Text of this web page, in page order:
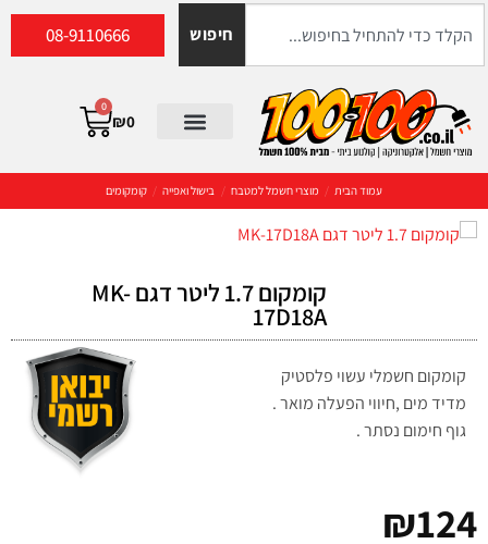
חיפוש 08-9110666
₪0
0
עמוד הבית / מוצרי חשמל למטבח / בישול ואפייה / קומקומים
קומקום 1.7 ליטר דגם MK-
17D18A
קומקום חשמלי עשוי פלסטיק
מדיד מים ,חיווי הפעלה מואר .
גוף חימום נסתר .
₪124